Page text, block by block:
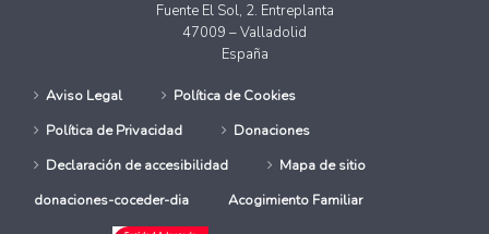
Fuente El Sol, 2. Entreplanta
47009 – Valladolid
España
Aviso Legal
Política de Cookies
Política de Privacidad
Donaciones
Declaración de accesibilidad
Mapa de sitio
donaciones-coceder-dia
Acogimiento Familiar